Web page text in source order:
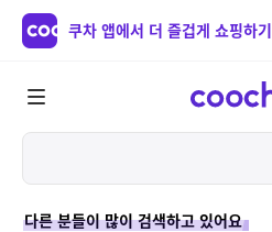
쿠차 앱에서 더 즐겁게 쇼핑하기
다른 분들이 많이 검색하고 있어요